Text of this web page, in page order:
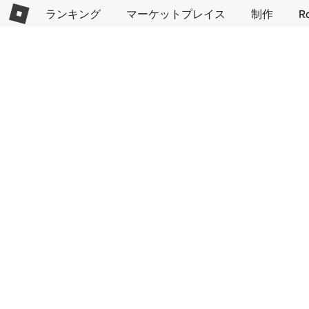
ランキング マーケットプレイス 制作